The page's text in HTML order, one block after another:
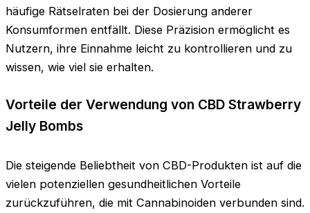
häufige Rätselraten bei der Dosierung anderer
Konsumformen entfällt. Diese Präzision ermöglicht es
Nutzern, ihre Einnahme leicht zu kontrollieren und zu
wissen, wie viel sie erhalten.
Vorteile der Verwendung von CBD Strawberry
Jelly Bombs
Die steigende Beliebtheit von CBD-Produkten ist auf die
vielen potenziellen gesundheitlichen Vorteile
zurückzuführen, die mit Cannabinoiden verbunden sind.